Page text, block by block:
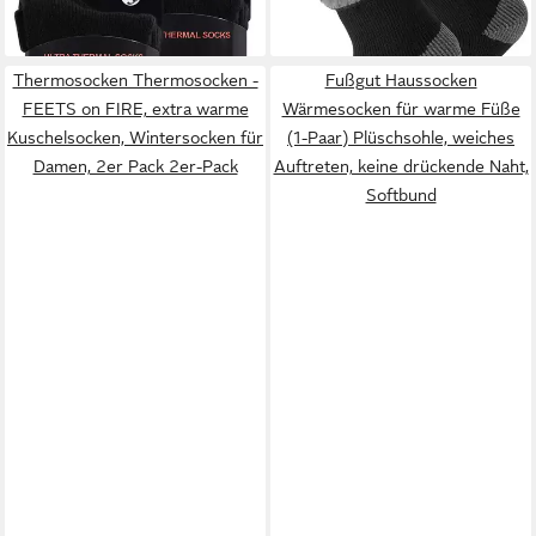
Thermo Socken, Grösse EU
41-45 2er-Pack
durchgehend gefüttert
Thermosocken Thermosocken -
FEETS on FIRE, extra warme
Kuschelsocken, Wintersocken für
Damen, 2er Pack 2er-Pack
Fußgut Haussocken
Wärmesocken für warme Füße
(1-Paar) Plüschsohle, weiches
Auftreten, keine drückende Naht,
Softbund